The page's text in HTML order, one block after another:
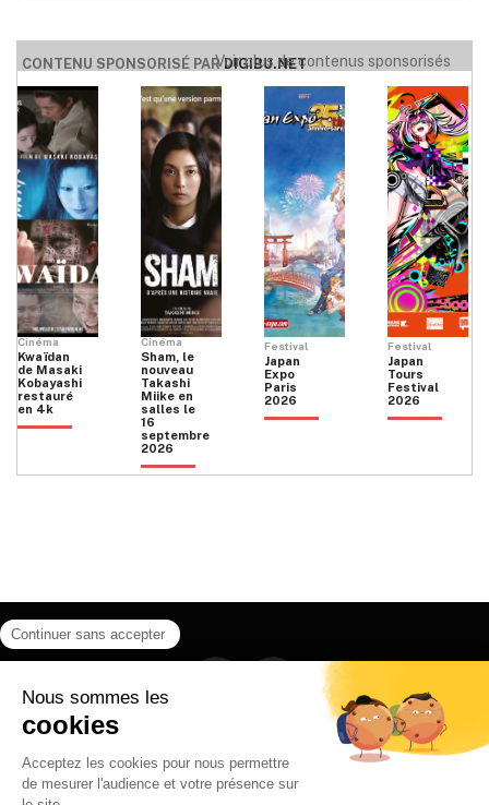
CONTENU SPONSORISÉ PARDIGIBU.NET
Voir plus de contenus sponsorisés
Cinéma
Kwaïdan
de Masaki
Kobayashi
restauré
en 4k
Cinéma
Sham, le
nouveau
Takashi
Miike en
salles le
16
septembre
2026
Festival
Japan
Expo
Paris
2026
Festival
Japan
Tours
Festival
2026
Instagram
CONTACT
POLITIQUE DE CONFIDENTIALITÉ